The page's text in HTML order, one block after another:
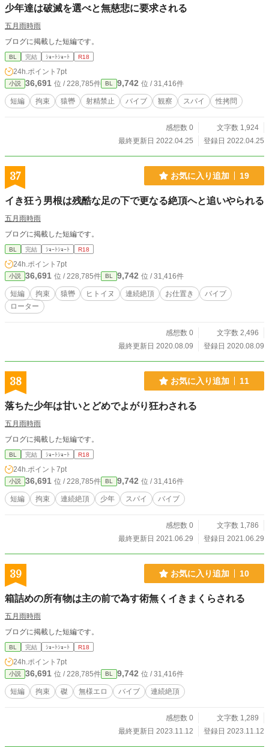
少年達は破滅を選べと無慈悲に要求される
五月雨時雨
ブログに掲載した短編です。
BL 完結 ｼｮｰﾄｼｮｰﾄ R18
24h.ポイント 7pt
小説 36,691 位 / 228,785件 BL 9,742 位 / 31,416件
短編 拘束 猿轡 射精禁止 バイブ 観察 スパイ 性拷問
感想数 0
文字数 1,924
最終更新日 2022.04.25
登録日 2022.04.25
37 お気に入り追加 19
イき狂う男根は残酷な足の下で更なる絶頂へと追いやられる
五月雨時雨
ブログに掲載した短編です。
BL 完結 ｼｮｰﾄｼｮｰﾄ R18
24h.ポイント 7pt
小説 36,691 位 / 228,785件 BL 9,742 位 / 31,416件
短編 拘束 猿轡 ヒトイヌ 連続絶頂 お仕置き
バイブ
ローター
感想数 0
文字数 2,496
最終更新日 2020.08.09
登録日 2020.08.09
38 お気に入り追加 11
落ちた少年は甘いとどめでよがり狂わされる
五月雨時雨
ブログに掲載した短編です。
BL 完結 ｼｮｰﾄｼｮｰﾄ R18
24h.ポイント 7pt
小説 36,691 位 / 228,785件 BL 9,742 位 / 31,416件
短編 拘束 連続絶頂 少年 スパイ バイブ
感想数 0
文字数 1,786
最終更新日 2021.06.29
登録日 2021.06.29
39 お気に入り追加 10
箱詰めの所有物は主の前で為す術無くイきまくらされる
五月雨時雨
ブログに掲載した短編です。
BL 完結 ｼｮｰﾄｼｮｰﾄ R18
24h.ポイント 7pt
小説 36,691 位 / 228,785件 BL 9,742 位 / 31,416件
短編 拘束 磔 無様エロ バイブ 連続絶頂
感想数 0
文字数 1,289
最終更新日 2023.11.12
登録日 2023.11.12